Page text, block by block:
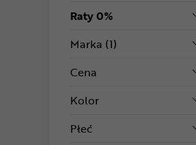
Raty 0%
Marka (1)
Cena
Kolor
Płeć